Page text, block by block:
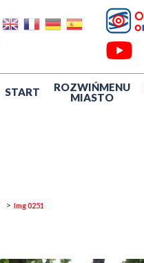
START ROZWIŃMENU
MIASTO
Img 0251